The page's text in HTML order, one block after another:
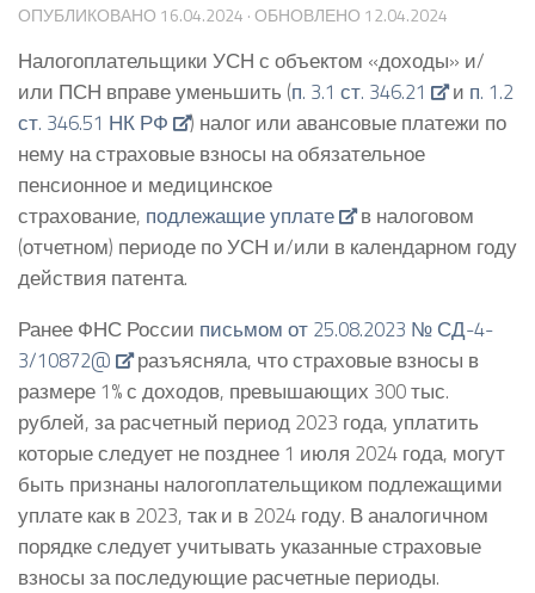
ОПУБЛИКОВАНО 16.04.2024 · ОБНОВЛЕНО 12.04.2024
Налогоплательщики УСН с объектом «доходы» и/
или ПСН вправе уменьшить (п. 3.1 ст. 346.21 и п. 1.2
ст. 346.51 НК РФ
) налог или авансовые платежи по
нему на страховые взносы на обязательное
пенсионное и медицинское
страхование, подлежащие уплате
в налоговом
(отчетном) периоде по УСН и/или в календарном году
действия патента.
Ранее ФНС России письмом от 25.08.2023 № СД-4-
3/10872@
разъясняла, что страховые взносы в
размере 1% с доходов, превышающих 300 тыс.
рублей, за расчетный период 2023 года, уплатить
которые следует не позднее 1 июля 2024 года, могут
быть признаны налогоплательщиком подлежащими
уплате как в 2023, так и в 2024 году. В аналогичном
порядке следует учитывать указанные страховые
взносы за последующие расчетные периоды.